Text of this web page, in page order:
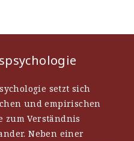
setzt sich
und empirischen
zum Verständnis
Neben einer